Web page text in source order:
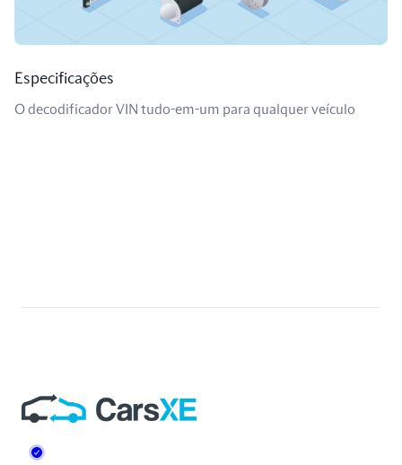
Especificações
O decodificador VIN tudo-em-um para qualquer veículo
Rodapé